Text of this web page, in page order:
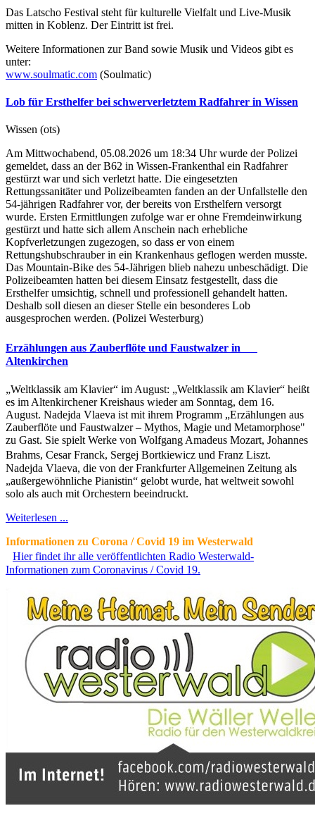
Das Latscho Festival steht für kulturelle Vielfalt und Live-Musik
mitten in Koblenz. Der Eintritt ist frei.
Weitere Informationen zur Band sowie Musik und Videos gibt es
unter:
www.soulmatic.com (Soulmatic)
Lob für Ersthelfer bei schwerverletztem Radfahrer in Wissen
Wissen (ots)
Am Mittwochabend, 05.08.2026 um 18:34 Uhr wurde der Polizei
gemeldet, dass an der B62 in Wissen-Frankenthal ein Radfahrer
gestürzt war und sich verletzt hatte. Die eingesetzten
Rettungssanitäter und Polizeibeamten fanden an der Unfallstelle den
54-jährigen Radfahrer vor, der bereits von Ersthelfern versorgt
wurde. Ersten Ermittlungen zufolge war er ohne Fremdeinwirkung
gestürzt und hatte sich allem Anschein nach erhebliche
Kopfverletzungen zugezogen, so dass er von einem
Rettungshubschrauber in ein Krankenhaus geflogen werden musste.
Das Mountain-Bike des 54-Jährigen blieb nahezu unbeschädigt. Die
Polizeibeamten hatten bei diesem Einsatz festgestellt, dass die
Ersthelfer umsichtig, schnell und professionell gehandelt hatten.
Deshalb soll diesen an dieser Stelle ein besonderes Lob
ausgesprochen werden. (Polizei Westerburg)
Erzählungen aus Zauberflöte und Faustwalzer in
Altenkirchen
„Weltklassik am Klavier“ im August: „Weltklassik am Klavier“ heißt
es im Altenkirchener Kreishaus wieder am Sonntag, dem 16.
August. Nadejda Vlaeva ist mit ihrem Programm „Erzählungen aus
Zauberflöte und Faustwalzer – Mythos, Magie und Metamorphose"
zu Gast. Sie spielt Werke von Wolfgang Amadeus Mozart, Johannes
Brahms, Cesar Franck, Sergej Bortkiewicz und Franz Liszt.
Nadejda Vlaeva, die von der Frankfurter Allgemeinen Zeitung als
„außergewöhnliche Pianistin“ gelobt wurde, hat weltweit sowohl
solo als auch mit Orchestern beeindruckt.
Weiterlesen ...
Informationen zu Corona / Covid 19 im Westerwald
Hier findet ihr alle veröffentlichten Radio Westerwald-
Informationen zum Coronavirus / Covid 19.